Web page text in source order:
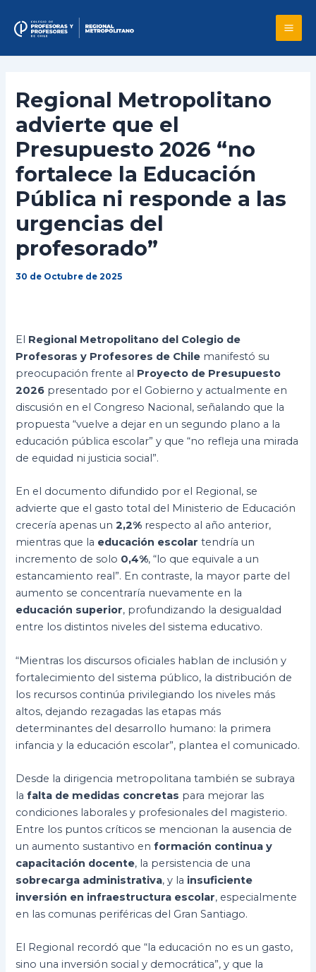
content
Regional Metropolitano
advierte que el
Presupuesto 2026 “no
fortalece la Educación
Pública ni responde a las
urgencias del
profesorado”
30 de Octubre de 2025
El Regional Metropolitano del Colegio de
Profesoras y Profesores de Chile manifestó su
preocupación frente al Proyecto de Presupuesto
2026 presentado por el Gobierno y actualmente en
discusión en el Congreso Nacional, señalando que la
propuesta “vuelve a dejar en un segundo plano a la
educación pública escolar” y que “no refleja una mirada
de equidad ni justicia social”.
En el documento difundido por el Regional, se
advierte que el gasto total del Ministerio de Educación
crecería apenas un2,2% respecto al año anterior,
mientras que la educación escolar tendría un
incremento de solo 0,4%, “lo que equivale a un
estancamiento real”. En contraste, la mayor parte del
aumento se concentraría nuevamente en la
educación superior, profundizando la desigualdad
entre los distintos niveles del sistema educativo.
“Mientras los discursos oficiales hablan de inclusión y
fortalecimiento del sistema público, la distribución de
los recursos continúa privilegiando los niveles más
altos, dejando rezagadas las etapas más
determinantes del desarrollo humano: la primera
infancia y la educación escolar”, plantea el comunicado.
Desde la dirigencia metropolitana también se subraya
lafalta de medidas concretas para mejorar las
condiciones laborales y profesionales del magisterio.
Entre los puntos críticos se mencionan la ausencia de
un aumento sustantivo enformación continua y
capacitación docente, la persistencia de una
sobrecarga administrativa, y la insuficiente
inversión en infraestructura escolar, especialmente
en las comunas periféricas del Gran Santiago.
El Regional recordó que “la educación no es un gasto,
sino una inversión social y democrática”, y que la